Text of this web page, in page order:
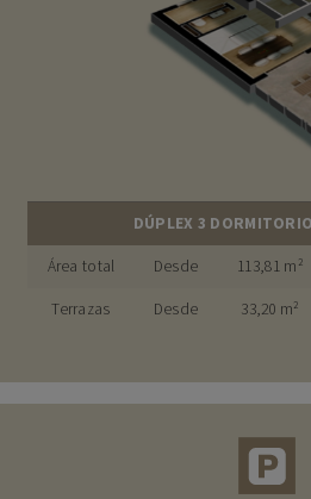
DÚPLEX 3
Área total Desde 113,81 m²
Terrazas Desde 33,20 m²